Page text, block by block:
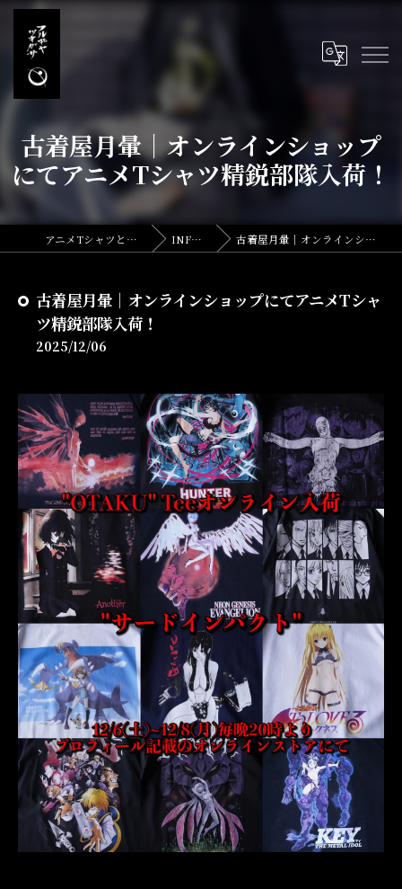
古着屋月暈｜オンラインショップ
にてアニメTシャツ精鋭部隊入荷！
アニメTシャツとリメイク・古着の古着屋月暈 INFORMATION 古着屋月暈｜オンラインショップにてアニメTシャツ精鋭部隊入荷！
古着屋月暈｜オンラインショップにてアニメTシャ
ツ精鋭部隊入荷！
2025/12/06